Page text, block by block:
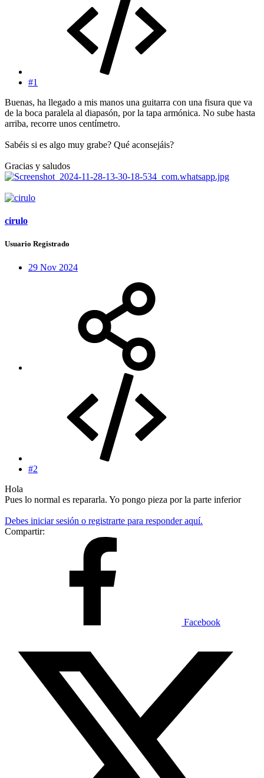
#1
Buenas, ha llegado a mis manos una guitarra con una fisura que va
de la boca paralela al diapasón, por la tapa armónica. No sube hasta
arriba, recorre unos centímetro.
Sabéis si es algo muy grabe? Qué aconsejáis?
Gracias y saludos
cirulo
Usuario Registrado
29 Nov 2024
#2
Hola
Pues lo normal es repararla. Yo pongo pieza por la parte inferior
Debes iniciar sesión o registrarte para responder aquí.
Compartir:
Facebook